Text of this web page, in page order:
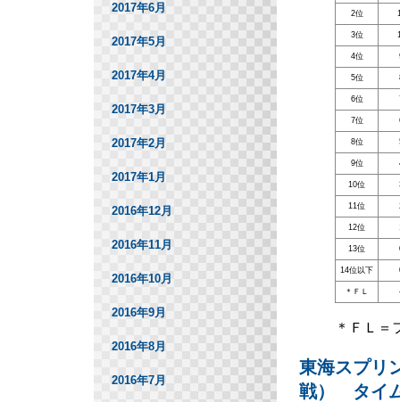
2位
3位
4位
5位
6位
7位
8位
9位
10位
11位
12位
13位
14位以下
＊ＦＬ
＊ＦＬ＝
東海スプリ
戦） タイ
2017年6月
2017年5月
2017年4月
2017年3月
2017年2月
2017年1月
2016年12月
2016年11月
2016年10月
2016年9月
2016年8月
2016年7月